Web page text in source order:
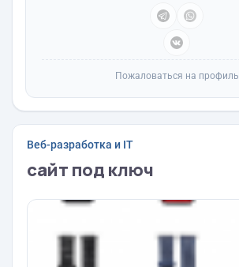
Пожаловаться на профиль
Веб-разработка и IT
сайт под ключ